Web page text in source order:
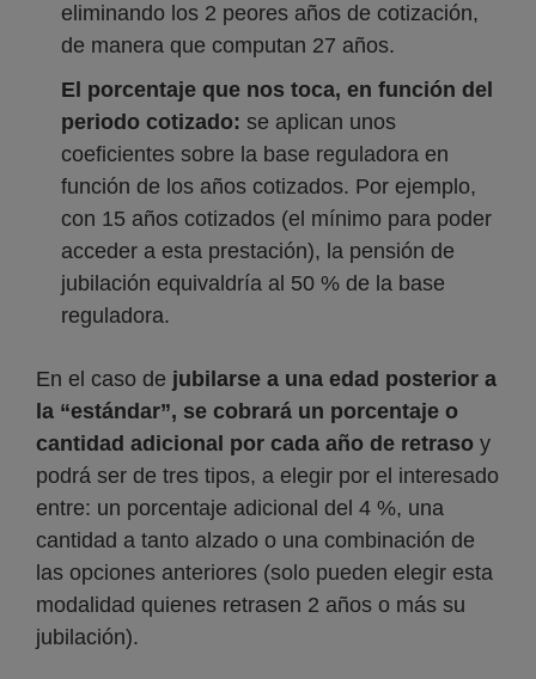
eliminando los 2 peores años de cotización,
de manera que computan 27 años.
El porcentaje que nos toca, en función del
periodo cotizado: se aplican unos
coeficientes sobre la base reguladora en
función de los años cotizados. Por ejemplo,
con 15 años cotizados (el mínimo para poder
acceder a esta prestación), la pensión de
jubilación equivaldría al 50 % de la base
reguladora.
En el caso de jubilarse a una edad posterior a
la “estándar”, se cobrará un porcentaje o
cantidad adicional por cada año de retraso y
podrá ser de tres tipos, a elegir por el interesado
entre: un porcentaje adicional del 4 %, una
cantidad a tanto alzado o una combinación de
las opciones anteriores (solo pueden elegir esta
modalidad quienes retrasen 2 años o más su
jubilación).